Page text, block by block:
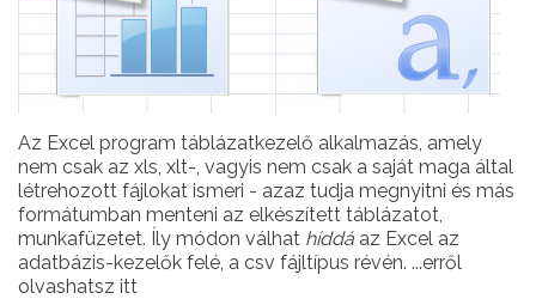
Az Excel program táblázatkezelő alkalmazás, amely
nem csak az xls, xlt-, vagyis nem csak a saját maga által
létrehozott fájlokat ismeri - azaz tudja megnyitni és más
formátumban menteni az elkészített táblázatot,
munkafüzetet. Íly módon válhat híddá az Excel az
adatbázis-kezelők felé, a csv fájltípus révén. ...erről
olvashatsz itt